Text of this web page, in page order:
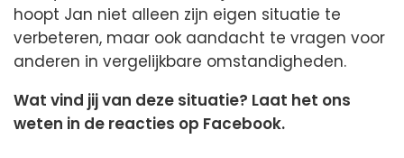
hoopt Jan niet alleen zijn eigen situatie te
verbeteren, maar ook aandacht te vragen voor
anderen in vergelijkbare omstandigheden.
Wat vind jij van deze situatie? Laat het ons
weten in de reacties op Facebook.